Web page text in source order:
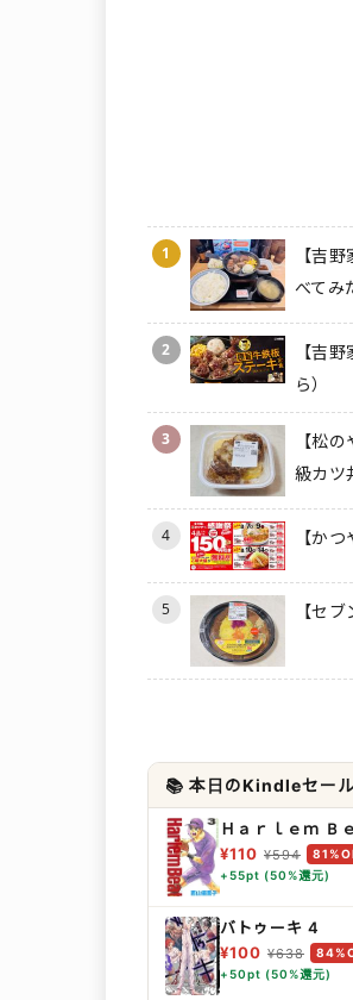
1
【吉
べてみ
2
【吉
ら）
3
【松
級カツ
4 【か
5 【セ
📚 本日のKindleセー
Ｈａｒｌｅｍ Ｂ
¥110 ¥594
+55pt (50%還元)
バトゥーキ 4
¥100 ¥638
+50pt (50%還元)